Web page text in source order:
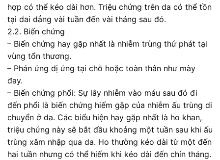
hợp có thể kéo dài hơn. Triệu chứng trên da có thể tồn
tại dai dẳng vài tuần đến vài tháng sau đó.
2.2. Biến chứng
– Biến chứng hay gặp nhất là nhiễm trùng thứ phát tại
vùng tổn thương.
– Phản ứng dị ứng tại chỗ hoặc toàn thân như mày
đay.
– Biến chứng phổi: Sự lây nhiễm vào máu sau đó đi
đến phổi là biến chứng hiếm gặp của nhiễm ấu trùng di
chuyển ở da. Các biểu hiện hay gặp nhất là ho khan,
triệu chứng này sẽ bắt đầu khoảng một tuần sau khi ấu
trùng xâm nhập qua da. Ho thường kéo dài từ một đến
hai tuần nhưng có thể hiếm khi kéo dài đến chín tháng.